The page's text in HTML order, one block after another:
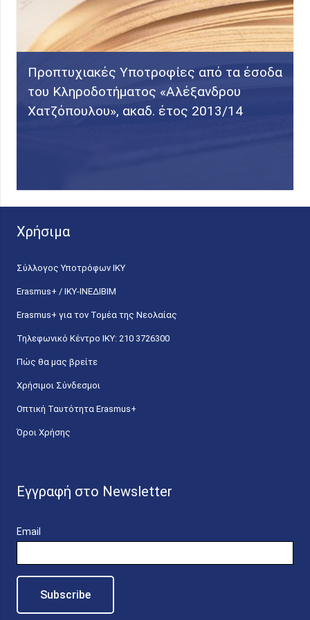
Προπτυχιακές Υποτροφίες από τα έσοδα
του Κληροδοτήματος «Αλέξανδρου
Χατζόπουλου», ακαδ. έτος 2013/14
Χρήσιμα
Σύλλογος Υποτρόφων ΙΚΥ
Erasmus+ / ΙΚΥ-ΙΝΕΔΙΒΙΜ
Erasmus+ για τον Τομέα της Νεολαίας
Τηλεφωνικό Κέντρο IKY: 210 3726300
Πώς θα μας βρείτε
Χρήσιμοι Σύνδεσμοι
Οπτική Ταυτότητα Erasmus+
Όροι Χρήσης
Εγγραφή στο Newsletter
Email